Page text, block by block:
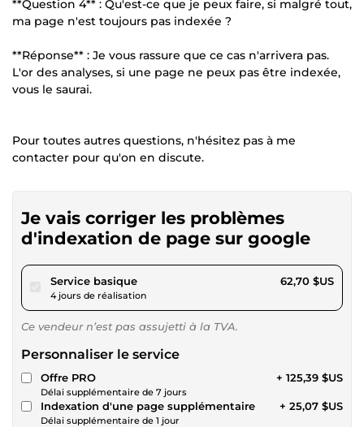
**Question 4** : Qu'est-ce que je peux faire, si malgré tout,
ma page n'est toujours pas indexée ?
**Réponse** : Je vous rassure que ce cas n'arrivera pas.
L'or des analyses, si une page ne peux pas être indexée,
vous le saurai.
Pour toutes autres questions, n'hésitez pas à me
contacter pour qu'on en discute.
Je vais corriger les problèmes
d'indexation de page sur google
Service basiquepour 57,79 $US
4 jours de réalisation
62,70 $US
Ce vendeur n’est pas assujetti à la TVA.
Personnaliser le service
Offre PRO
Délai supplémentaire de 7 jours
+ 125,39 $US
Indexation d'une page supplémentaire
Délai supplémentaire de 1 jour
+ 25,07 $US